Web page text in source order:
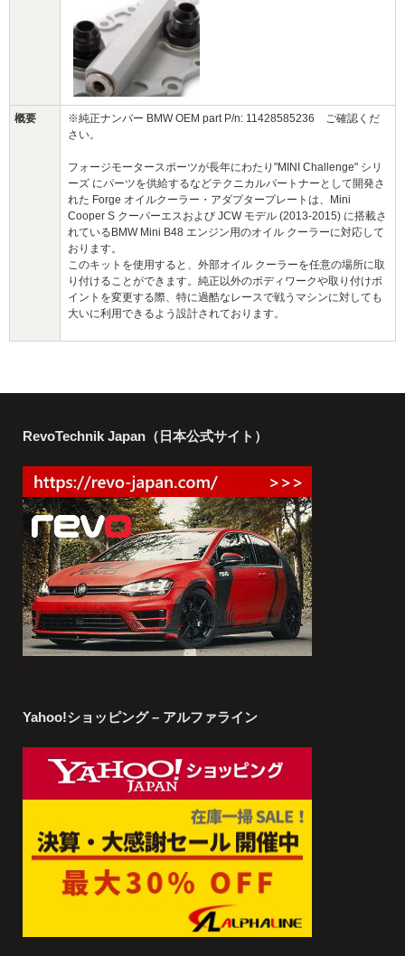
概要
※純正ナンバー BMW OEM part P/n: 11428585236 ご確認くだ
さい。
フォージモータースポーツが長年にわたり"MINI Challenge" シリ
ーズ にパーツを供給するなどテクニカルパートナーとして開発さ
れた Forge オイルクーラー・アダプタープレートは、Mini
Cooper S クーパーエスおよび JCW モデル (2013-2015) に搭載さ
れているBMW Mini B48 エンジン用のオイル クーラーに対応して
おります。
このキットを使用すると、外部オイル クーラーを任意の場所に取
り付けることができます。純正以外のボディワークや取り付けポ
イントを変更する際、特に過酷なレースで戦うマシンに対しても
大いに利用できるよう設計されております。
RevoTechnik Japan（日本公式サイト）
Yahoo!ショッピング – アルファライン